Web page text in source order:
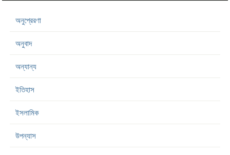
অনুপ্রেরণা
অনুবাদ
অন্যান্য
ইতিহাস
ইসলামিক
উপন্যাস